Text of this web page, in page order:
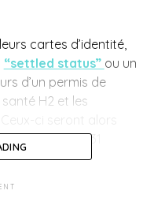
cartes d’identité,
“settled status” ou un
d’un permis de
H2 et les
jusqu’au 31